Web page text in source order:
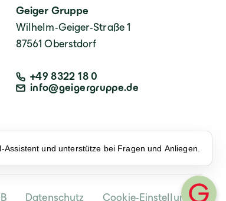
Geiger Gruppe
Wilhelm-Geiger-Straße 1
87561 Oberstdorf
+49 8322 18 0
info@geigergruppe.de
Datenschutz Cookie-Einstellungen
und unterstütze bei Fragen und Anliegen.